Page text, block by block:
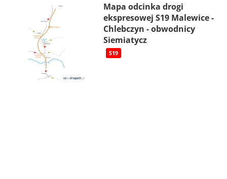
Mapa odcinka drogi
ekspresowej S19 Malewice -
Chlebczyn - obwodnicy
Siemiatycz
S19